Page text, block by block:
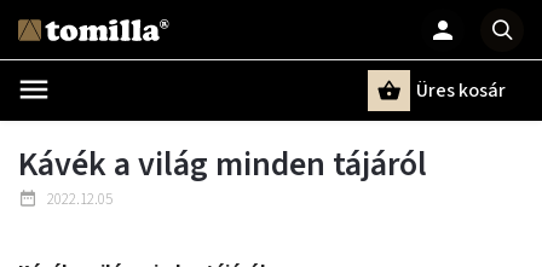
Üres kosár
Kávék a világ minden tájáról
2022.12.05